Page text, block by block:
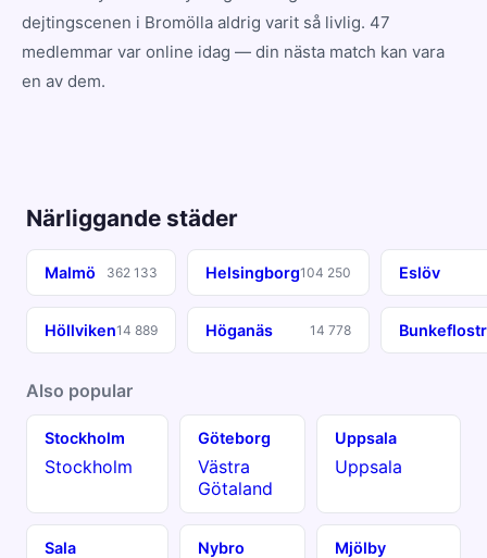
dejtingscenen i Bromölla aldrig varit så livlig. 47
medlemmar var online idag — din nästa match kan vara
en av dem.
Närliggande städer
Malmö 362 133 Helsingborg104 250 Eslöv
Höllviken14 889 Höganäs 14 778
Also popular
Stockholm
Stockholm
Göteborg
Västra
Götaland
Uppsala
Uppsala
Sala Nybro Mjölby